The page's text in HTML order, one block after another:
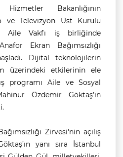
Bakanlığının
ve Televizyon Üst Kurulu
Aile Vakfı iş birliğinde
Ekran Bağımsızlığı
Dijital teknolojilerin
üzerindeki etkilerinin ele
programı Aile ve Sosyal
Özdemir Göktaş’ın
Zirvesi'nin açılış
yanı sıra İstanbul